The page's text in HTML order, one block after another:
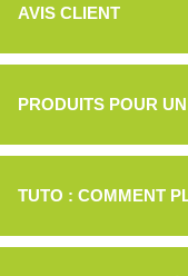
AVIS CLIENT
PRODUITS POUR
TUTO : COMMENT